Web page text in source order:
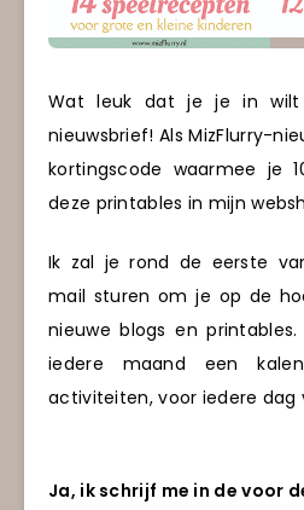
Wat leuk dat je je in wilt
nieuwsbrief! Als MizFlurry-
kortingscode waarmee je
deze printables in mijn
Ik zal je rond de eerste
mail sturen om je op de
nieuwe blogs en
iedere maand een
activiteiten, voor iedere dag
Ja, ik schrijf me in de voor